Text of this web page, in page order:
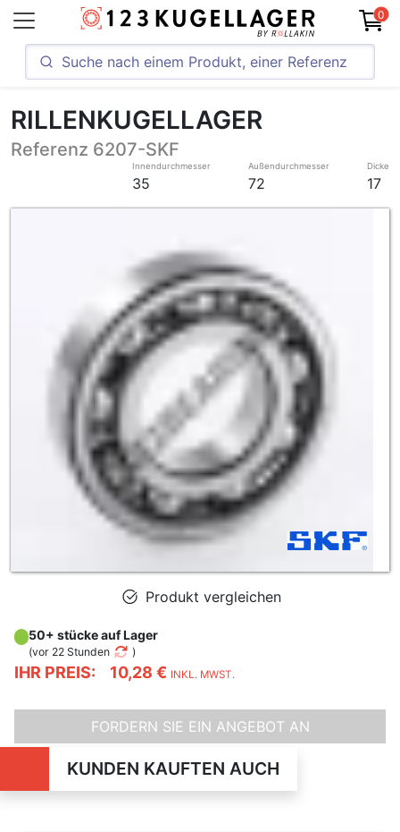
0
RILLENKUGELLAGER
Referenz 6207-SKF
Innendurchmesser
35
Außendurchmesser
72
Dicke
17
Produkt vergleichen
IHR PREIS: 10,28 € INKL. MWST.
50+ stücke auf Lager
(vor 22 Stunden )
FORDERN SIE EIN ANGEBOT AN
KUNDEN KAUFTEN AUCH